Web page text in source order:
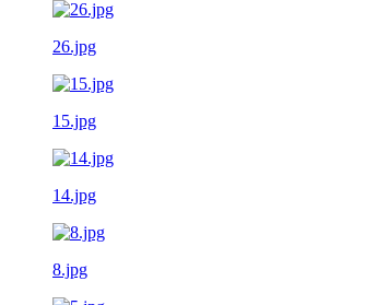
26.jpg
15.jpg
14.jpg
8.jpg